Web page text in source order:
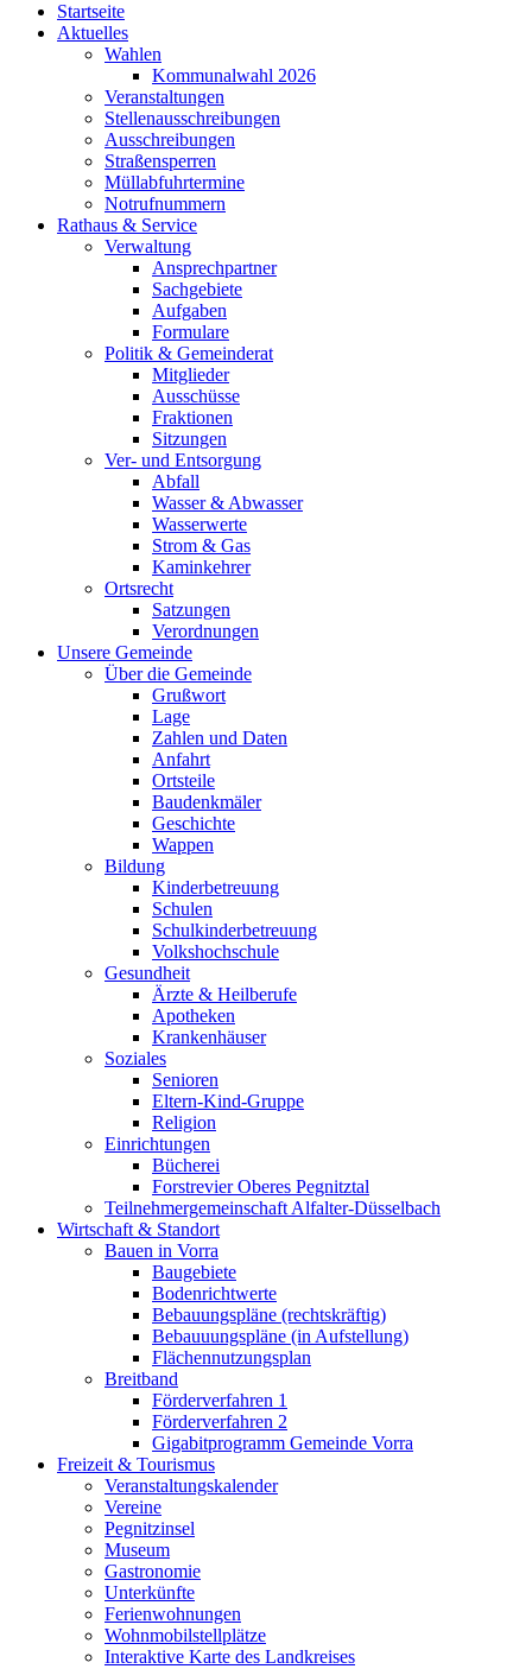
Startseite
Aktuelles
Wahlen
Kommunalwahl 2026
Veranstaltungen
Stellenausschreibungen
Ausschreibungen
Straßensperren
Müllabfuhrtermine
Notrufnummern
Rathaus & Service
Verwaltung
Ansprechpartner
Sachgebiete
Aufgaben
Formulare
Politik & Gemeinderat
Mitglieder
Ausschüsse
Fraktionen
Sitzungen
Ver- und Entsorgung
Abfall
Wasser & Abwasser
Wasserwerte
Strom & Gas
Kaminkehrer
Ortsrecht
Satzungen
Verordnungen
Unsere Gemeinde
Über die Gemeinde
Grußwort
Lage
Zahlen und Daten
Anfahrt
Ortsteile
Baudenkmäler
Geschichte
Wappen
Bildung
Kinderbetreuung
Schulen
Schulkinderbetreuung
Volkshochschule
Gesundheit
Ärzte & Heilberufe
Apotheken
Krankenhäuser
Soziales
Senioren
Eltern-Kind-Gruppe
Religion
Einrichtungen
Bücherei
Forstrevier Oberes Pegnitztal
Teilnehmergemeinschaft Alfalter-Düsselbach
Wirtschaft & Standort
Bauen in Vorra
Baugebiete
Bodenrichtwerte
Bebauungspläne (rechtskräftig)
Bebauuungspläne (in Aufstellung)
Flächennutzungsplan
Breitband
Förderverfahren 1
Förderverfahren 2
Gigabitprogramm Gemeinde Vorra
Freizeit & Tourismus
Veranstaltungskalender
Vereine
Pegnitzinsel
Museum
Gastronomie
Unterkünfte
Ferienwohnungen
Wohnmobilstellplätze
Interaktive Karte des Landkreises